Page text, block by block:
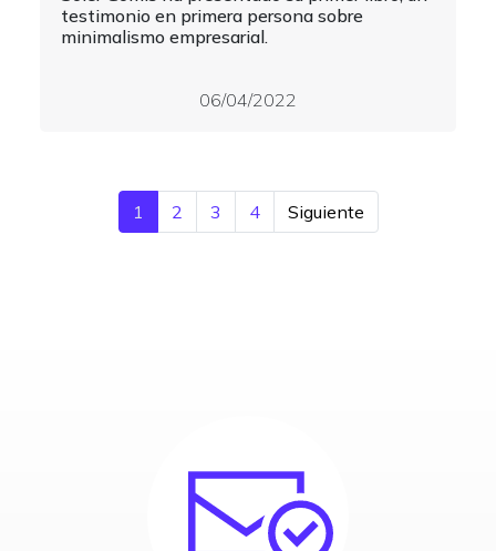
testimonio en primera persona sobre
minimalismo empresarial.
06/04/2022
1 2 3 4 Siguiente